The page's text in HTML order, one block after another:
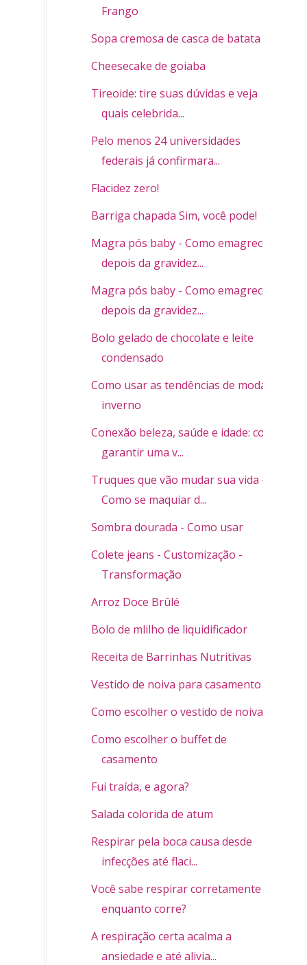
Frango
Sopa cremosa de casca de batata
Cheesecake de goiaba
Tireoide: tire suas dúvidas e veja
quais celebrida...
Pelo menos 24 universidades
federais já confirmara...
Flacidez zero!
Barriga chapada Sim, você pode!
Magra pós baby - Como emagrecer
depois da gravidez...
Magra pós baby - Como emagrecer
depois da gravidez...
Bolo gelado de chocolate e leite
condensado
Como usar as tendências de moda
inverno
Conexão beleza, saúde e idade: como
garantir uma v...
Truques que vão mudar sua vida -
Como se maquiar d...
Sombra dourada - Como usar
Colete jeans - Customização -
Transformação
Arroz Doce Brûlé
Bolo de mlilho de liquidificador
Receita de Barrinhas Nutritivas
Vestido de noiva para casamento civil
Como escolher o vestido de noiva
Como escolher o buffet de
casamento
Fui traída, e agora?
Salada colorida de atum
Respirar pela boca causa desde
infecções até flaci...
Você sabe respirar corretamente
enquanto corre?
A respiração certa acalma a
ansiedade e até alivia...